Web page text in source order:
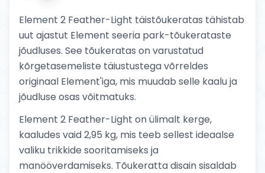
Element 2 Feather-Light täistõukeratas tähistab
uut ajastut Element seeria park-tõukerataste
jõudluses. See tõukeratas on varustatud
kõrgetasemeliste täiustustega võrreldes
originaal Element'iga, mis muudab selle kaalu ja
jõudluse osas võitmatuks.
Element 2 Feather-Light on ülimalt kerge,
kaaludes vaid 2,95 kg, mis teeb sellest ideaalse
valiku trikkide sooritamiseks ja
manööverdamiseks. Tõukeratta disain sisaldab